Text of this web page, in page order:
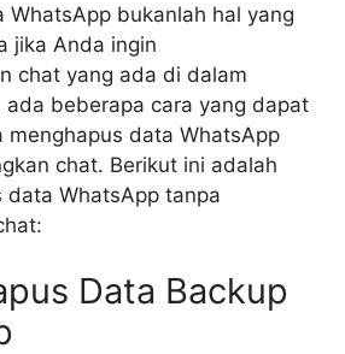
WhatsApp bukanlah hal yang
jika Anda ingin
chat yang ada di dalam
ada beberapa cara yang dapat
menghapus data WhatsApp
chat. Berikut ini adalah
data WhatsApp tanpa
Data Backup